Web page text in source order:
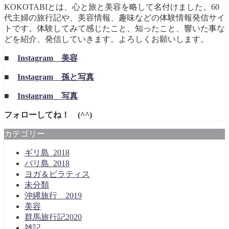
KOKOTABIとは、心と旅と美容を略して名付けました。60
代主婦の旅行記や、美容情報、趣味などの体験情報発信サイ
トです。体験してみて感じたこと、知ったこと、響いた事な
どを紹介、発信していきます。よろしくお願いします。
■ Instagram 美容
■ Instagram 孫と写真
■ Instagram 写真
フォローしてね！ (^^)
カテゴリー
ギリ島_2018
バリ島_2018
ヨガ＆ピラティス
未分類
沖縄旅行＿2019
美容
群馬旅行記2020